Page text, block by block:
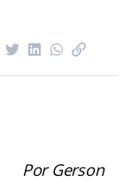
Por Gerson